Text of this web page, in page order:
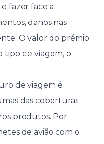
fazer face a
danos nas
O valor do prémio
tipo de viagem, o
de viagem é
das coberturas
produtos. Por
de avião com o